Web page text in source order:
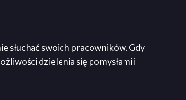
słuchać swoich pracowników. Gdy
dzielenia się pomysłami i